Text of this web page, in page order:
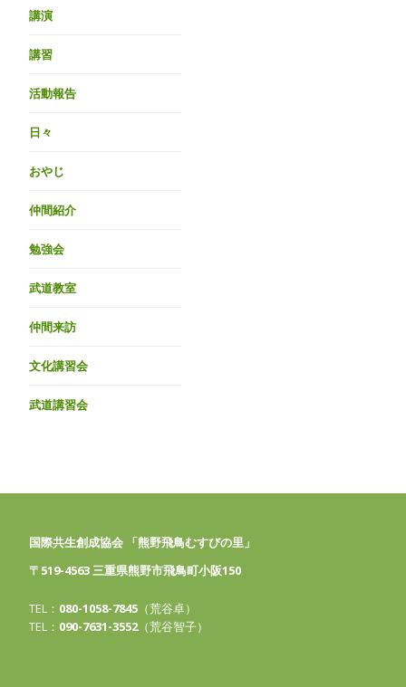
講演
講習
活動報告
日々
おやじ
仲間紹介
勉強会
武道教室
仲間来訪
文化講習会
武道講習会
国際共生創成協会 「熊野飛鳥むすびの里」
〒519-4563 三重県熊野市飛鳥町小阪150
TEL： 080-1058-7845 （荒谷卓）
TEL： 090-7631-3552（荒谷智子）